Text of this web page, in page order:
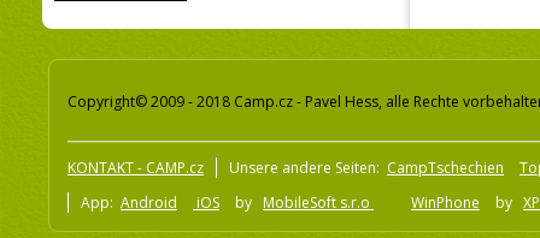
Copyright© 2009 - 2018 Camp.cz - Pavel Hess, alle Rechte
KONTAKT - CAMP.cz Unsere andere Seiten: CampTschechien
App: Android iOS by MobileSoft s.r.o WinPhone by